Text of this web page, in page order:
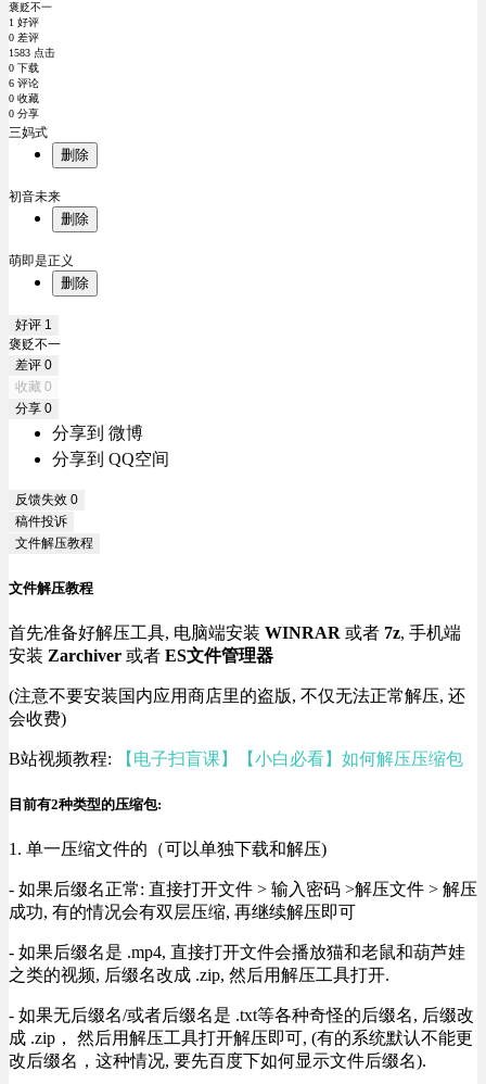
褒贬不一
1 好评
0 差评
1583 点击
0 下载
6 评论
0 收藏
0 分享
三妈式
删除
初音未来
删除
萌即是正义
删除
好评 1
褒贬不一
差评 0
收藏 0
分享 0
分享到 微博
分享到 QQ空间
反馈失效 0
稿件投诉
文件解压教程
文件解压教程
首先准备好解压工具, 电脑端安装 WINRAR 或者 7z, 手机端
安装 Zarchiver 或者 ES文件管理器
(注意不要安装国内应用商店里的盗版, 不仅无法正常解压, 还
会收费)
B站视频教程: 【电子扫盲课】【小白必看】如何解压压缩包
目前有2种类型的压缩包:
1. 单一压缩文件的（可以单独下载和解压)
- 如果后缀名正常: 直接打开文件 > 输入密码 >解压文件 > 解压
成功, 有的情况会有双层压缩, 再继续解压即可
- 如果后缀名是 .mp4, 直接打开文件会播放猫和老鼠和葫芦娃
之类的视频, 后缀名改成 .zip, 然后用解压工具打开.
- 如果无后缀名/或者后缀名是 .txt等各种奇怪的后缀名, 后缀改
成 .zip， 然后用解压工具打开解压即可, (有的系统默认不能更
改后缀名，这种情况, 要先百度下如何显示文件后缀名).